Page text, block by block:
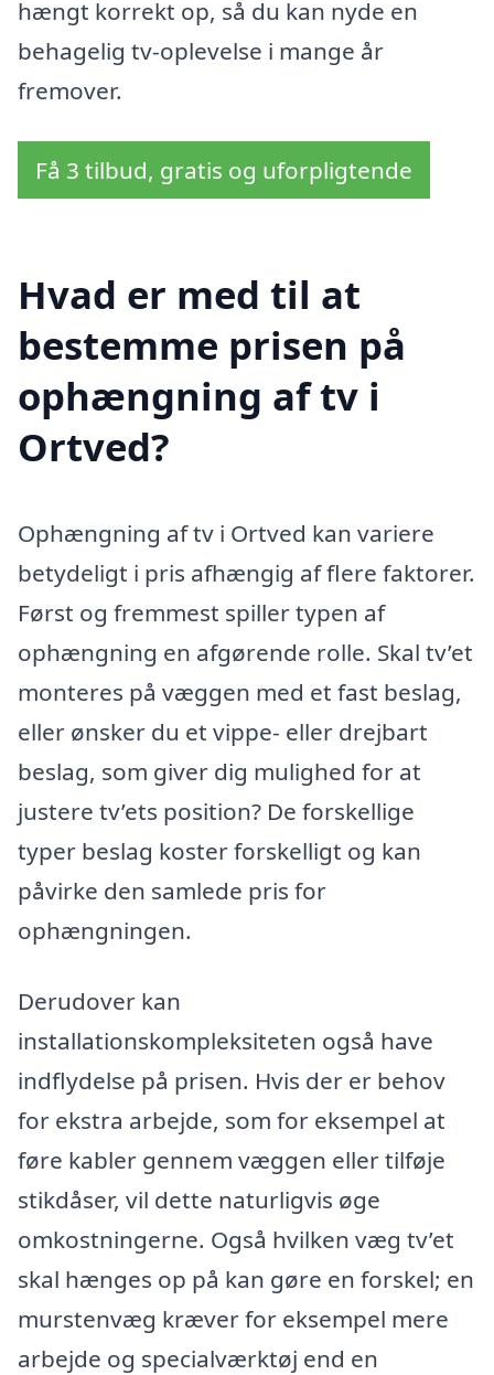
hængt korrekt op, så du kan nyde en
behagelig tv-oplevelse i mange år
fremover.
Få 3 tilbud, gratis og uforpligtende
Hvad er med til at
bestemme prisen på
ophængning af tv i
Ortved?
Ophængning af tv i Ortved kan variere
betydeligt i pris afhængig af flere faktorer.
Først og fremmest spiller typen af
ophængning en afgørende rolle. Skal tv’et
monteres på væggen med et fast beslag,
eller ønsker du et vippe- eller drejbart
beslag, som giver dig mulighed for at
justere tv’ets position? De forskellige
typer beslag koster forskelligt og kan
påvirke den samlede pris for
ophængningen.
Derudover kan
installationskompleksiteten også have
indflydelse på prisen. Hvis der er behov
for ekstra arbejde, som for eksempel at
føre kabler gennem væggen eller tilføje
stikdåser, vil dette naturligvis øge
omkostningerne. Også hvilken væg tv’et
skal hænges op på kan gøre en forskel; en
murstenvæg kræver for eksempel mere
arbejde og specialværktøj end en